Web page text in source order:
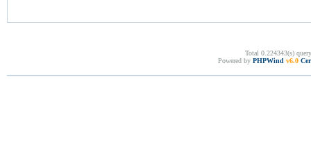
Total 0.224343(s)
Powered by PHPWind v6.0